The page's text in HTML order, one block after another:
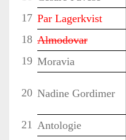
17 Par Lagerkvist
18 Almodovar
19 Moravia
20 Nadine Gordimer
21 Antologie